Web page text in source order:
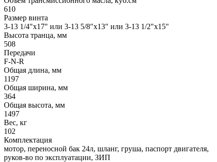
610
Размер винта
3-13 1/4"x17" или 3-13 5/8"x13" или 3-13 1/2"x15"
Высота транца, мм
508
Передачи
F-N-R
Общая длина, мм
1197
Общая ширина, мм
364
Общая высота, мм
1497
Вес, кг
102
Комплектация
мотор, переносной бак 24л, шланг, груша, паспорт двигателя,
руков-во по эксплуатации, ЗИП